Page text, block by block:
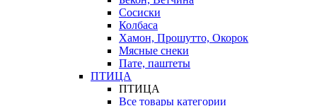
Сосиски
Колбаса
Хамон, Прошутто, Окорок
Мясные снеки
Пате, паштеты
ПТИЦА
ПТИЦА
Все товары категории